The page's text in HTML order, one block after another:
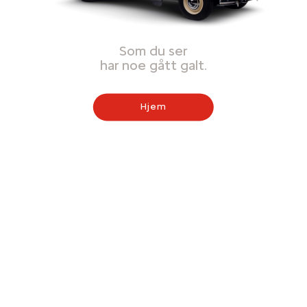
Som du ser
har noe gått galt.
Hjem